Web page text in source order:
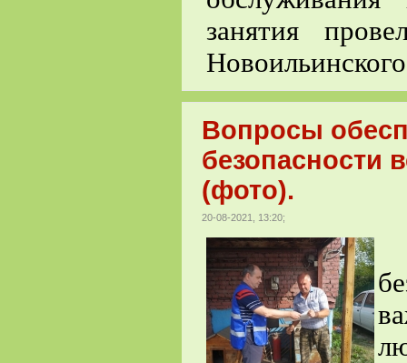
занятия
Вопросы
безопасности
(фото).
20-08-2021, 13:20;